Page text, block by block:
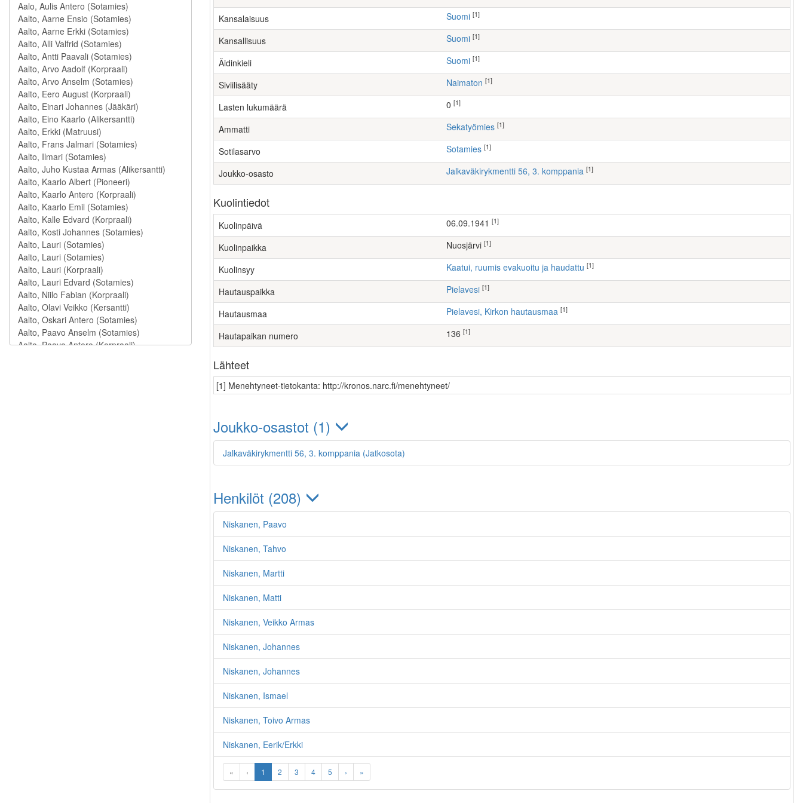
Kansalaisuus Suomi [1]
Kansallisuus Suomi [1]
Äidinkieli Suomi [1]
Siviilisääty Naimaton [1]
Lasten lukumäärä [1]
Ammatti sekatyömies [1]
Sotilasarvo Sotamies [1]
Joukko-osasto Jalkaväkirykmentti 56, 3. komppania [1]
Kuolintiedot
Kuolinpäivä 06.09.1941 [1]
Kuolinpaikka Nuosjärvi [1]
Kuolinsyy Kaatui, ruumis evakuoitu ja haudattu [1]
Hautauspaikka Pielavesi [1]
Hautausmaa Pielavesi, Kirkon hautausmaa [1]
Hautapaikan numero 136 [1]
Lähteet
[1] Menehtyneet-tietokanta: http://kronos.narc.fi/menehtyneet/
Joukko-osastot (1)
Jalkaväkirykmentti 56, 3. komppania (Jatkosota)
Henkilöt (208)
Niskanen, Paavo
Niskanen, Tahvo
Niskanen, Martti
Niskanen, Matti
Niskanen, Veikko Armas
Niskanen, Johannes
Niskanen, Johannes
Niskanen, Ismael
Niskanen, Toivo Armas
Niskanen, Eerik/Erkki
« ‹ 1 2 3 4 5 › »